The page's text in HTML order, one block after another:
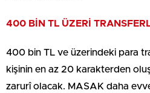
400 BİN TL ÜZERİ
400 bin TL ve üzerindeki para
kişinin en az 20 karakterden
zarurî olacak. MASAK daha